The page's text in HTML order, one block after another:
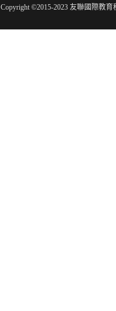
Copyright ©2015-2023 友聯國際教